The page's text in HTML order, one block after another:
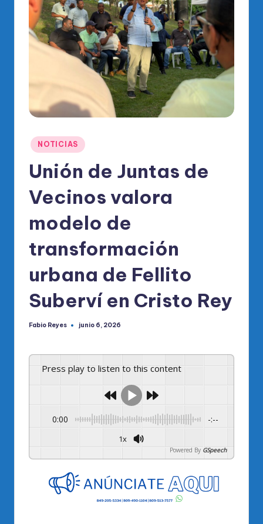
di
ci
al
el
P
M
Publicado
en
NOTICIAS
Unión de Juntas de
Vecinos valora
modelo de
transformación
urbana de Fellito
Suberví en Cristo Rey
Publicado
Fabio Reyes junio 6, 2026
Press play to listen to this content
0:00 -:--
1x
Powered By GSpeech